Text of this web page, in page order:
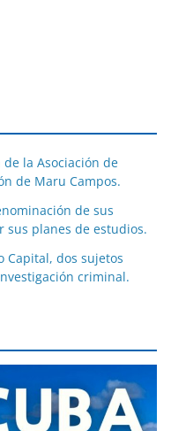
la Asociación de
de Maru Campos.
de sus
sus planes de estudios.
Capital, dos sujetos
criminal.